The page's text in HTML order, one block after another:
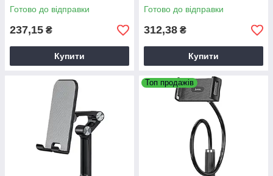
Готово до відправки
237,15 ₴
Купити
Готово до відправки
312,38 ₴
Купити
Топ продажів